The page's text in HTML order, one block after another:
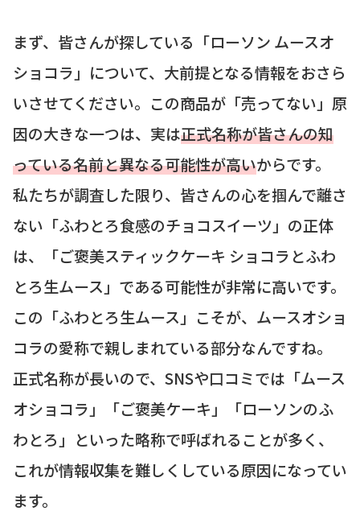
まず、皆さんが探している「ローソン ムースオ
ショコラ」について、大前提となる情報をおさら
いさせてください。この商品が「売ってない」原
因の大きな一つは、実は正式名称が皆さんの知
っている名前と異なる可能性が高いからです。
私たちが調査した限り、皆さんの心を掴んで離さ
ない「ふわとろ食感のチョコスイーツ」の正体
は、「ご褒美スティックケーキ ショコラとふわ
とろ生ムース」である可能性が非常に高いです。
この「ふわとろ生ムース」こそが、ムースオショ
コラの愛称で親しまれている部分なんですね。
正式名称が長いので、SNSや口コミでは「ムース
オショコラ」「ご褒美ケーキ」「ローソンのふ
わとろ」といった略称で呼ばれることが多く、
これが情報収集を難しくしている原因になってい
ます。